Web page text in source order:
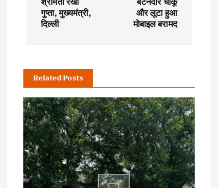
a
v
g
a
गुप्ता, मुख्यमंत्री,
दिल्ली
और लूटा हुआ
मोबाइल बरामद
Related Posts